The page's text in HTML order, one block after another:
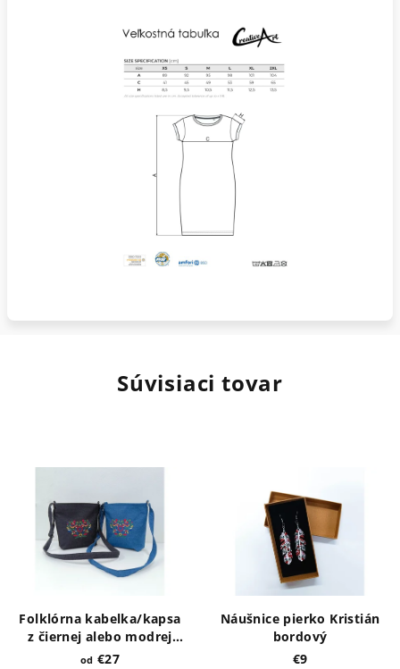
Súvisiaci tovar
Folklórna kabelka/kapsa
z čiernej alebo modrej
rifloviny s výšivkou vzor
od €27
Náušnice pierko Kristián
bordový
€9